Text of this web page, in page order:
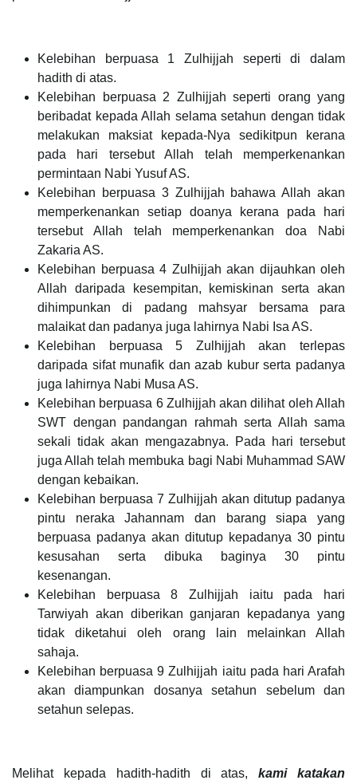
Kelebihan berpuasa 1 Zulhijjah seperti di dalam
hadith di atas.
Kelebihan berpuasa 2 Zulhijjah seperti orang yang
beribadat kepada Allah selama setahun dengan tidak
melakukan maksiat kepada-Nya sedikitpun kerana
pada hari tersebut Allah telah memperkenankan
permintaan Nabi Yusuf AS.
Kelebihan berpuasa 3 Zulhijjah bahawa Allah akan
memperkenankan setiap doanya kerana pada hari
tersebut Allah telah memperkenankan doa Nabi
Zakaria AS.
Kelebihan berpuasa 4 Zulhijjah akan dijauhkan oleh
Allah daripada kesempitan, kemiskinan serta akan
dihimpunkan di padang mahsyar bersama para
malaikat dan padanya juga lahirnya Nabi Isa AS.
Kelebihan berpuasa 5 Zulhijjah akan terlepas
daripada sifat munafik dan azab kubur serta padanya
juga lahirnya Nabi Musa AS.
Kelebihan berpuasa 6 Zulhijjah akan dilihat oleh Allah
SWT dengan pandangan rahmah serta Allah sama
sekali tidak akan mengazabnya. Pada hari tersebut
juga Allah telah membuka bagi Nabi Muhammad SAW
dengan kebaikan.
Kelebihan berpuasa 7 Zulhijjah akan ditutup padanya
pintu neraka Jahannam dan barang siapa yang
berpuasa padanya akan ditutup kepadanya 30 pintu
kesusahan serta dibuka baginya 30 pintu
kesenangan.
Kelebihan berpuasa 8 Zulhijjah iaitu pada hari
Tarwiyah akan diberikan ganjaran kepadanya yang
tidak diketahui oleh orang lain melainkan Allah
sahaja.
Kelebihan berpuasa 9 Zulhijjah iaitu pada hari Arafah
akan diampunkan dosanya setahun sebelum dan
setahun selepas.
Melihat kepada hadith-hadith di atas,kami katakan